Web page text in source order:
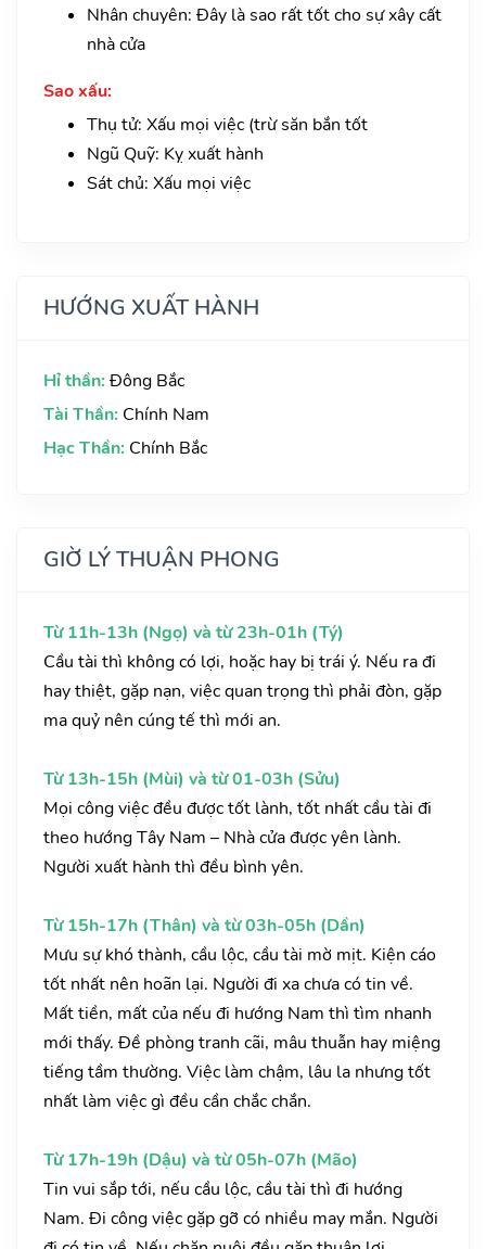
Nhân chuyên: Đây là sao rất tốt cho sự xây cất
nhà cửa
Sao xấu:
Thụ tử: Xấu mọi việc (trừ săn bắn tốt
Ngũ Quỹ: Kỵ xuất hành
Sát chủ: Xấu mọi việc
HƯỚNG XUẤT HÀNH
Hỉ thần: Đông Bắc
Tài Thần: Chính Nam
Hạc Thần: Chính Bắc
GIỜ LÝ THUẬN PHONG
Từ 11h-13h (Ngọ) và từ 23h-01h (Tý)
Cầu tài thì không có lợi, hoặc hay bị trái ý. Nếu ra đi
hay thiệt, gặp nạn, việc quan trọng thì phải đòn, gặp
ma quỷ nên cúng tế thì mới an.
Từ 13h-15h (Mùi) và từ 01-03h (Sửu)
Mọi công việc đều được tốt lành, tốt nhất cầu tài đi
theo hướng Tây Nam – Nhà cửa được yên lành.
Người xuất hành thì đều bình yên.
Từ 15h-17h (Thân) và từ 03h-05h (Dần)
Mưu sự khó thành, cầu lộc, cầu tài mờ mịt. Kiện cáo
tốt nhất nên hoãn lại. Người đi xa chưa có tin về.
Mất tiền, mất của nếu đi hướng Nam thì tìm nhanh
mới thấy. Đề phòng tranh cãi, mâu thuẫn hay miệng
tiếng tầm thường. Việc làm chậm, lâu la nhưng tốt
nhất làm việc gì đều cần chắc chắn.
Từ 17h-19h (Dậu) và từ 05h-07h (Mão)
Tin vui sắp tới, nếu cầu lộc, cầu tài thì đi hướng
Nam. Đi công việc gặp gỡ có nhiều may mắn. Người